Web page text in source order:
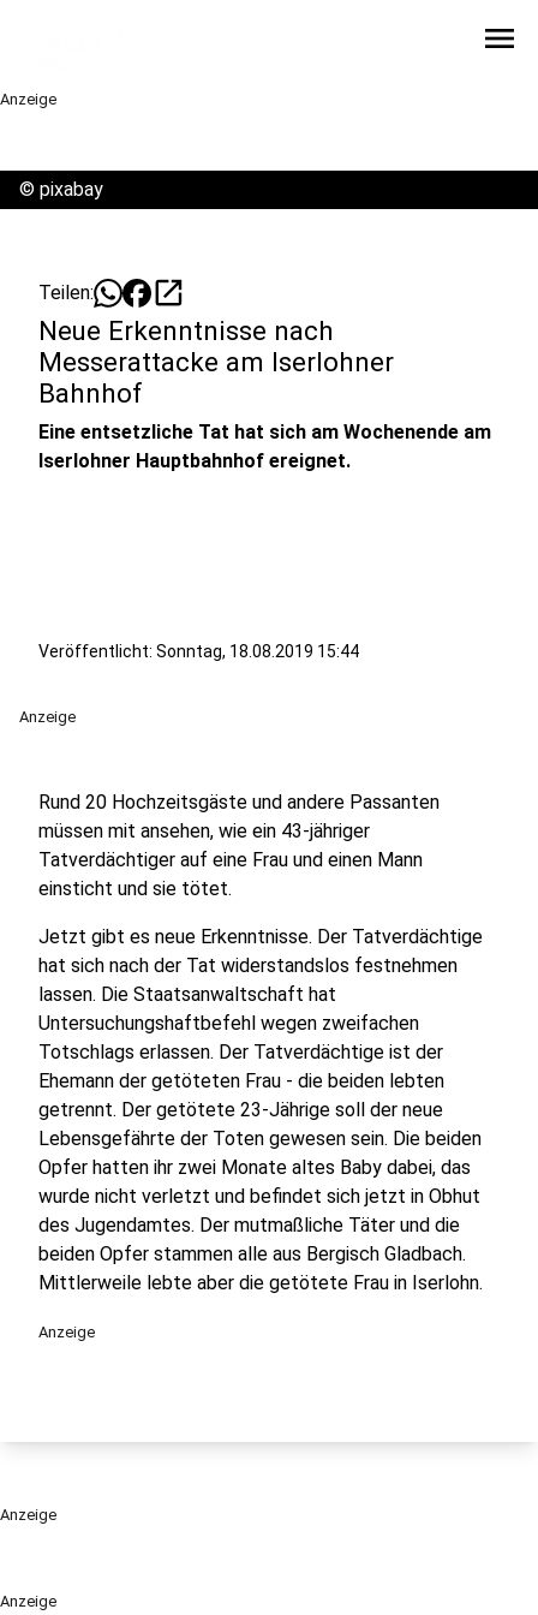
menu
Anzeige
Anzeige
© pixabay
Teilen: open_in_new
Neue Erkenntnisse nach
Messerattacke am Iserlohner
Bahnhof
Eine entsetzliche Tat hat sich am Wochenende am
Iserlohner Hauptbahnhof ereignet.
Veröffentlicht: Sonntag, 18.08.2019 15:44
Anzeige
Rund 20 Hochzeitsgäste und andere Passanten
müssen mit ansehen, wie ein 43-jähriger
Tatverdächtiger auf eine Frau und einen Mann
einsticht und sie tötet.
Jetzt gibt es neue Erkenntnisse. Der Tatverdächtige
hat sich nach der Tat widerstandslos festnehmen
lassen. Die Staatsanwaltschaft hat
Untersuchungshaftbefehl wegen zweifachen
Totschlags erlassen. Der Tatverdächtige ist der
Ehemann der getöteten Frau - die beiden lebten
getrennt. Der getötete 23-Jährige soll der neue
Lebensgefährte der Toten gewesen sein. Die beiden
Opfer hatten ihr zwei Monate altes Baby dabei, das
wurde nicht verletzt und befindet sich jetzt in Obhut
des Jugendamtes. Der mutmaßliche Täter und die
beiden Opfer stammen alle aus Bergisch Gladbach.
Mittlerweile lebte aber die getötete Frau in Iserlohn.
Anzeige
Anzeige